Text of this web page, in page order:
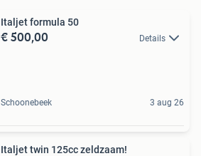
Italjet formula 50
€ 500,00 Details
Schoonebeek 3 aug 26
Italjet twin 125cc zeldzaam!